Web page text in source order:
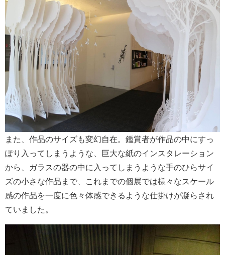
また、作品のサイズも変幻自在。鑑賞者が作品の中にすっ
ぽり入ってしまうような、巨大な紙のインスタレーション
から、ガラスの器の中に入ってしまうような手のひらサイ
ズの小さな作品まで、これまでの個展では様々なスケール
感の作品を一度に色々体感できるような仕掛けが凝らされ
ていました。